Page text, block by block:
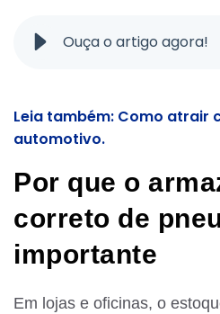
Ouça o artigo agora!
Leia também: Como atrair
automotivo.
Por que o
correto de
importante
Em lojas e oficinas, o